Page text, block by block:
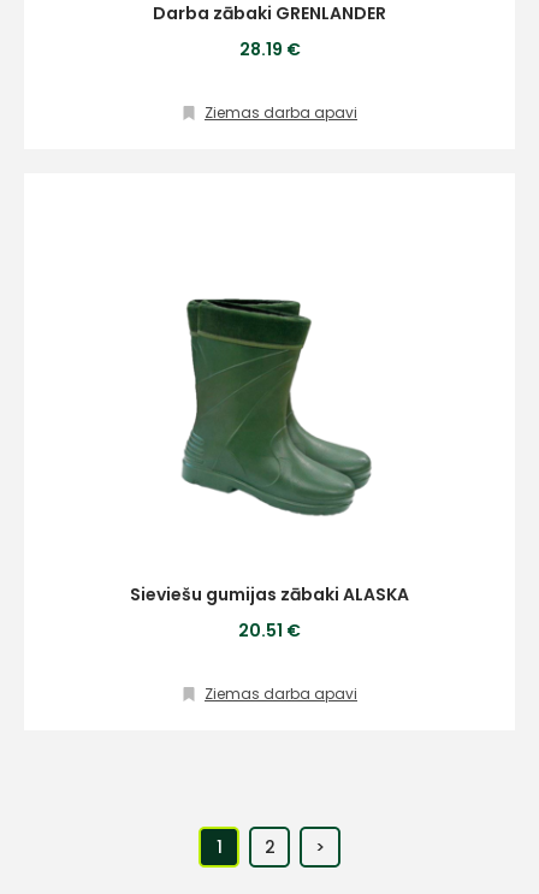
Darba zābaki GRENLANDER
28.19 €
Ziemas darba apavi
Sieviešu gumijas zābaki ALASKA
20.51 €
Ziemas darba apavi
1 2 >